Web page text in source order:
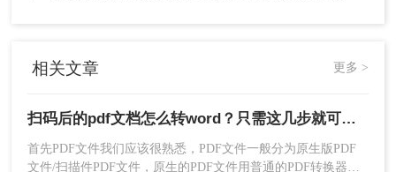
相关文章 更多 >
扫码后的pdf文档怎么转word？只需这几步就可以做到！
首先PDF文件我们应该很熟悉，PDF文件一般分为原生版PDF
文件/扫描件PDF文件，原生的PDF文件用普通的PDF转换器即